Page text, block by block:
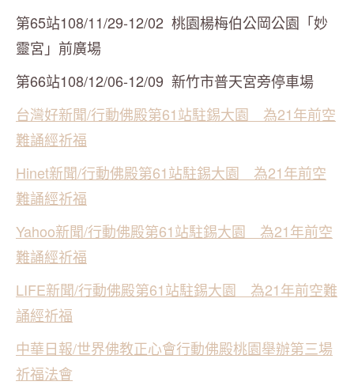
第65站108/11/29-12/02 桃園楊梅伯公岡公園「妙
靈宮」前廣場
第66站108/12/06-12/09 新竹市普天宮旁停車場
台灣好新聞/行動佛殿第61站駐錫大園 為21年前空
難誦經祈福
Hinet新聞/行動佛殿第61站駐錫大園 為21年前空
難誦經祈福
Yahoo新聞/行動佛殿第61站駐錫大園 為21年前空
難誦經祈福
LIFE新聞/行動佛殿第61站駐錫大園 為21年前空難
誦經祈福
中華日報/世界佛教正心會行動佛殿桃園舉辦第三場
祈福法會